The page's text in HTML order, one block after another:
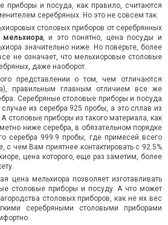
приборы и посуда, как правило, считаются
серебряных. Но это не совсем так.
столовых приборов от серебрянных
мельхиора, и это понятно, цена посуды и
значительно ниже. Но поверьте, более
не означает, что мельхиоровые столовые
даже наоборот.
представлении о том, чем отличаются
правильным главным отличием все же
Серебряные столовые приборы и посуда
из серебра 925 пробы, а это сплав из
столовые приборы из такого материала, как
ниже серебра, в обязательном порядке
серебра 999.9 пробы, где примесей всего
с чем Вам приятнее контактировать с 92.5%
цена которого, еще раз заметим, более
цена мельхиора позволяет изготавливать
столовые приборы и посуду. А что может
столовых приборов, как не их вес
серебряными столовыми приборами